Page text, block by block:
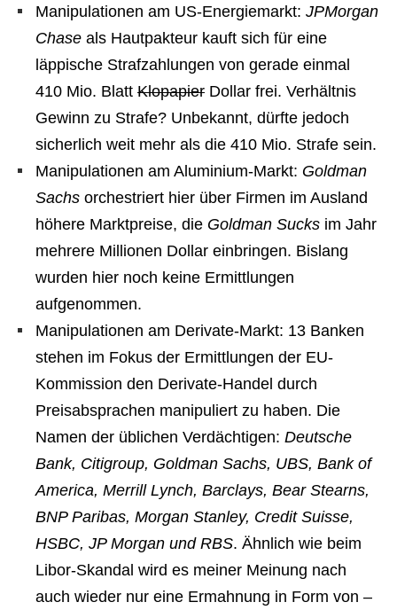
Manipulationen am US-Energiemarkt: JPMorgan
Chase als Hautpakteur kauft sich für eine
läppische Strafzahlungen von gerade einmal
410 Mio. Blatt Klopapier Dollar frei. Verhältnis
Gewinn zu Strafe? Unbekannt, dürfte jedoch
sicherlich weit mehr als die 410 Mio. Strafe sein.
Manipulationen am Aluminium-Markt: Goldman
Sachs orchestriert hier über Firmen im Ausland
höhere Marktpreise, die Goldman Sucks im Jahr
mehrere Millionen Dollar einbringen. Bislang
wurden hier noch keine Ermittlungen
aufgenommen.
Manipulationen am Derivate-Markt: 13 Banken
stehen im Fokus der Ermittlungen der EU-
Kommission den Derivate-Handel durch
Preisabsprachen manipuliert zu haben. Die
Namen der üblichen Verdächtigen: Deutsche
Bank, Citigroup, Goldman Sachs, UBS, Bank of
America, Merrill Lynch, Barclays, Bear Stearns,
BNP Paribas, Morgan Stanley, Credit Suisse,
HSBC, JP Morgan und RBS. Ähnlich wie beim
Libor-Skandal wird es meiner Meinung nach
auch wieder nur eine Ermahnung in Form von –